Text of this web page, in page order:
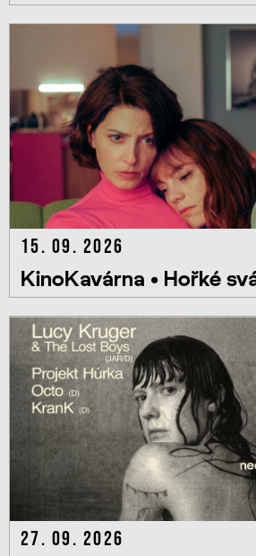
15. 09. 2026
KinoKavárna • Hořké
27. 09. 2026